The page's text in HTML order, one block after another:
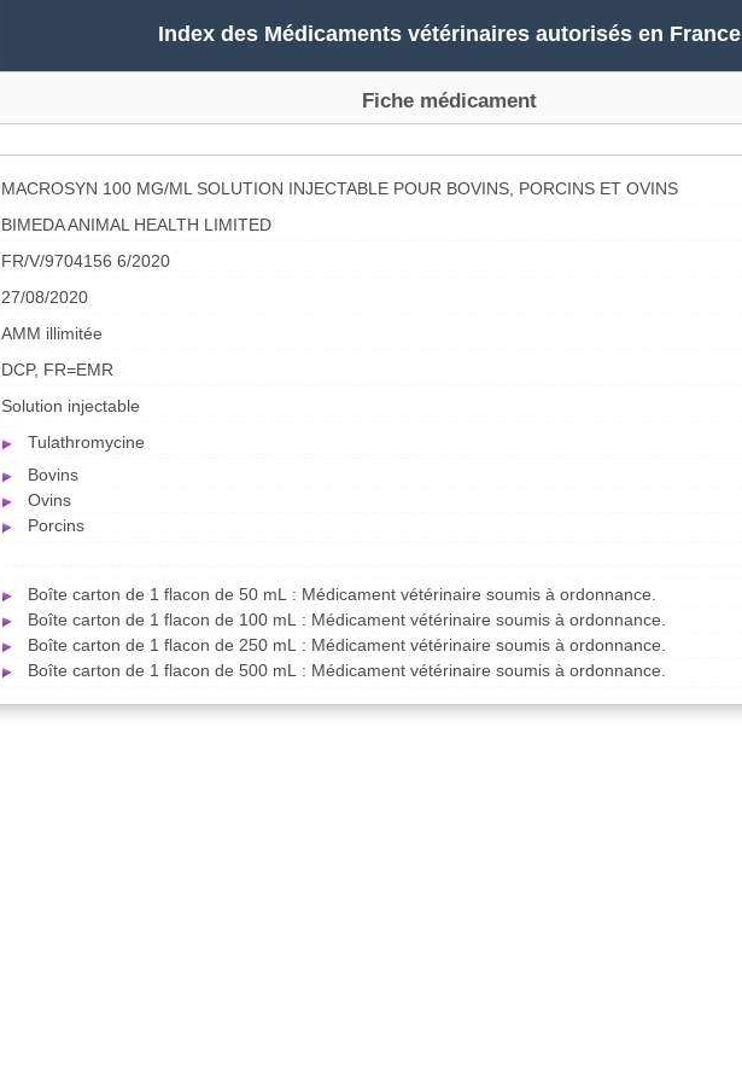
Index des Médicaments vétérinaires autorisés en France
Fiche médicament
MACROSYN 100 MG/ML SOLUTION INJECTABLE POUR BOVINS, PORCINS ET OVINS
BIMEDA ANIMAL HEALTH LIMITED
FR/V/9704156 6/2020
27/08/2020
AMM illimitée
DCP, FR=EMR
Solution injectable
Tulathromycine
Bovins
Ovins
Porcins
Boîte carton de 1 flacon de 50 mL : Médicament vétérinaire soumis à ordonnance.
Boîte carton de 1 flacon de 100 mL : Médicament vétérinaire soumis à ordonnance.
Boîte carton de 1 flacon de 250 mL : Médicament vétérinaire soumis à ordonnance.
Boîte carton de 1 flacon de 500 mL : Médicament vétérinaire soumis à ordonnance.